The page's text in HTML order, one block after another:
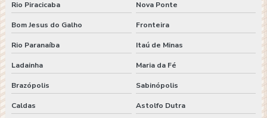
Rio Piracicaba Nova Ponte
Bom Jesus do Galho Fronteira
Rio Paranaíba Itaú de Minas
Ladainha Maria da Fé
Brazópolis Sabinópolis
Caldas Astolfo Dutra